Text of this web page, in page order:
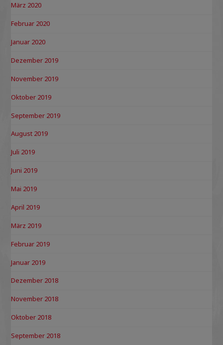
März 2020
Februar 2020
Januar 2020
Dezember 2019
November 2019
Oktober 2019
September 2019
August 2019
Juli 2019
Juni 2019
Mai 2019
April 2019
März 2019
Februar 2019
Januar 2019
Dezember 2018
November 2018
Oktober 2018
September 2018